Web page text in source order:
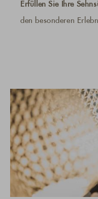
Erfüllen Sie Ihre
den besonderen